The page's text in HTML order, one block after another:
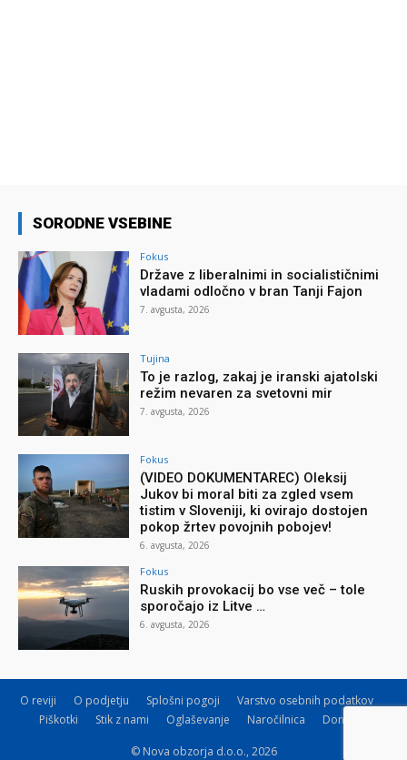
SORODNE VSEBINE
Fokus
Države z liberalnimi in socialističnimi
vladami odločno v bran Tanji Fajon
7. avgusta, 2026
Tujina
To je razlog, zakaj je iranski ajatolski
režim nevaren za svetovni mir
7. avgusta, 2026
Fokus
(VIDEO DOKUMENTAREC) Oleksij
Jukov bi moral biti za zgled vsem
tistim v Sloveniji, ki ovirajo dostojen
pokop žrtev povojnih pobojev!
6. avgusta, 2026
Fokus
Ruskih provokacij bo vse več – tole
sporočajo iz Litve …
6. avgusta, 2026
O reviji O podjetju Splošni pogoji
Varstvo osebnih podatkov
Piškotki
Stik z nami Oglaševanje Naročilnica Donacije
© Nova obzorja d.o.o., 2026